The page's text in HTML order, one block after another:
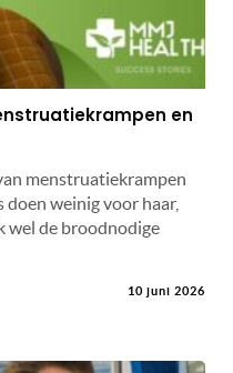
en
menstruatiekrampen
weinig voor haar,
wel de broodnodige
10 juni 2026